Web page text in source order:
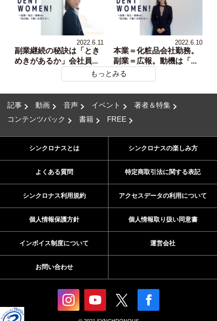
2022.6.11
副業継続の秘訣は「とき
めきがあるか」会社員...
2022.6.10
本業＝化粧品会社勤務。
副業＝広報。動機は「...
もっとみる
記事 動画 音声 イベント
著者＆特集
コンテンツパック
書籍 FREE
シンクロナスとは シンクロナスの楽しみ方
よくある質問 特定商取引法に関する表記
シンクロナス利用規約 アクセスデータの利用について
個人情報保護方針 個人情報取り扱い同意書
インボイス制度について 運営会社
お問い合わせ